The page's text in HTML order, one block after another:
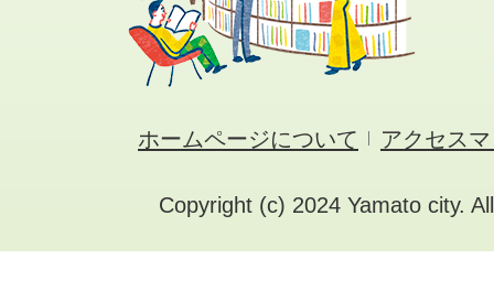
ホームページについて アクセス
Copyright (c) 2024 Yamato city.